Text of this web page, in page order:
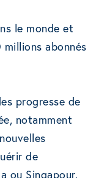
le monde et
abonnés
progresse de
notamment
de
ou Singapour.